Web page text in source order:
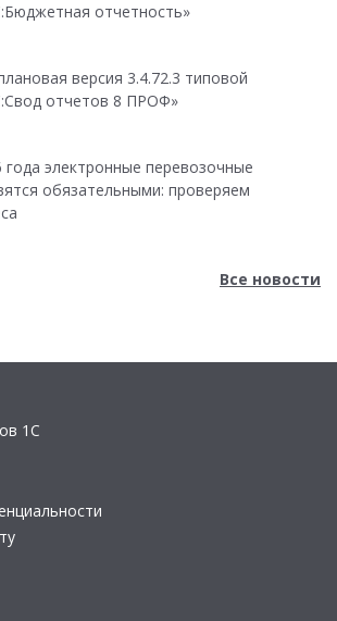
отчетность»
версия 3.4.72.3 типовой
отчетов 8 ПРОФ»
года электронные перевозочные
обязательными: проверяем
Все новости
1С